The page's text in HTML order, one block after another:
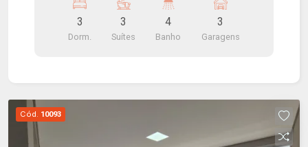
planejado para sua família. O Milano Residencial
é referência em design, inspiração baseada na
artística cidade de Milão, que eleva o
verdadeiro convite à inovação. O condomínio
também oferece uma brinquedoteca, playground,
e três opções de elevador, tudo em pleno centro
3
Dorm.
3
Suítes
4
Banho
3
Garagens
Cód. 10093